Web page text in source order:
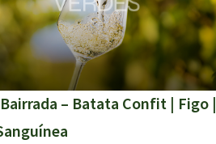
– Batata Confit | Figo |